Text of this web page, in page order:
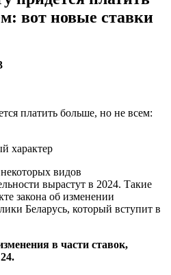
вот новые ставки
характер
видов
вырастут в 2024. Такие
закона об изменении
Беларусь, который вступит в
в части ставок,